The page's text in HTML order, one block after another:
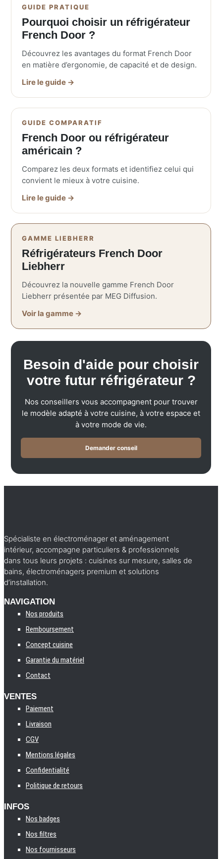
GUIDE PRATIQUE
Pourquoi choisir un réfrigérateur
French Door ?
Découvrez les avantages du format French Door
en matière d’ergonomie, de capacité et de design.
Lire le guide →
GUIDE COMPARATIF
French Door ou réfrigérateur
américain ?
Comparez les deux formats et identifiez celui qui
convient le mieux à votre cuisine.
Lire le guide →
GAMME LIEBHERR
Réfrigérateurs French Door
Liebherr
Découvrez la nouvelle gamme French Door
Liebherr présentée par MEG Diffusion.
Voir la gamme →
Besoin d'aide pour choisir
votre futur réfrigérateur ?
Nos conseillers vous accompagnent pour trouver
le modèle adapté à votre cuisine, à votre espace et
à votre mode de vie.
Demander conseil
Spécialiste en électroménager et aménagement
intérieur, accompagne particuliers & professionnels
dans tous leurs projets : cuisines sur mesure, salles de
bains, électroménagers premium et solutions
d’installation.
NAVIGATION
Nos produits
Remboursement
Concept cuisine
Garantie du matériel
Contact
VENTES
Paiement
Livraison
CGV
Mentions légales
Confidentialité
Politique de retours
INFOS
Nos badges
Nos filtres
Nos fournisseurs